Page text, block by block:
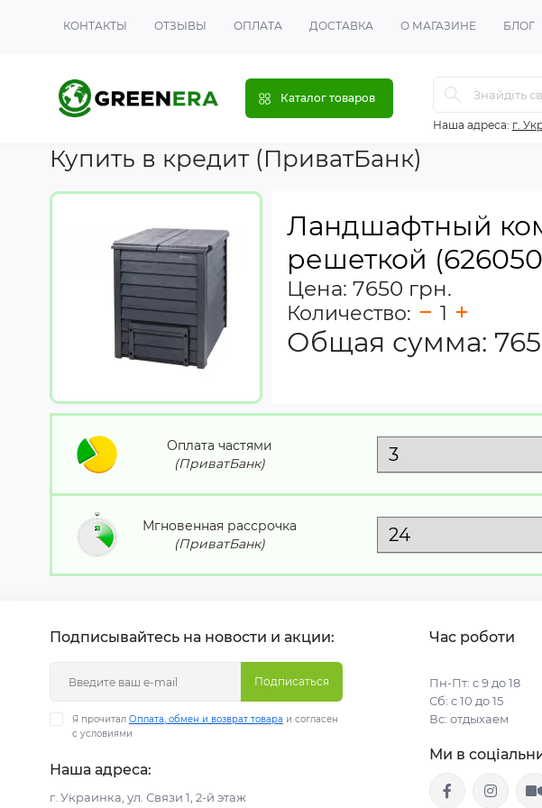
КОНТАКТЫ ОТЗЫВЫ ОПЛАТА ДОСТАВКА О МАГАЗИНЕ БЛОГ
Каталог товаров
Наша адреса: г.
Купить в кредит (ПриватБанк)
Ландшафтный
решеткой
Цена: 7650 грн.
Количество: 1
Общая сумма:
Оплата частями
(ПриватБанк)
Мгновенная рассрочка
(ПриватБанк)
Подписывайтесь на новости и акции:
Подписаться
Я прочитал Оплата, обмен и возврат товара и согласен
с условиями
Наша адреса:
г. Украинка, ул. Связи 1, 2-й этаж
Час роботи
Пн-Пт: с 9 до 18
Сб: с 10 до 15
Вс: отдыхаем
Ми в